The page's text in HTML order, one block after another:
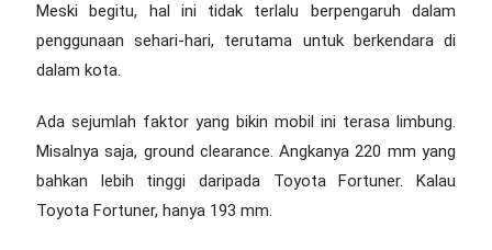
Meski begitu, hal ini tidak terlalu berpengaruh dalam
penggunaan sehari-hari, terutama untuk berkendara di
dalam kota.
Ada sejumlah faktor yang bikin mobil ini terasa limbung.
Misalnya saja, ground clearance. Angkanya 220 mm yang
bahkan lebih tinggi daripada Toyota Fortuner. Kalau
Toyota Fortuner, hanya 193 mm.